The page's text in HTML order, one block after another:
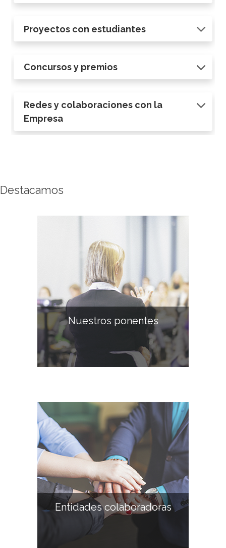
Proyectos con estudiantes
Concursos y premios
Redes y colaboraciones con la
Empresa
Destacamos
Nuestros ponentes
Entidades colaboradoras